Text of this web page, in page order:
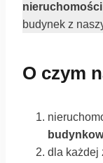
budynek z
O czym
dla każdej